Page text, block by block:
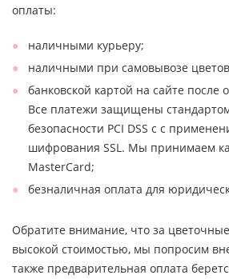
оплаты:
наличными курьеру;
наличными при самовывозе
банковской картой на сайте после
Все платежи защищены
безопасности PCI DSS с с
шифрования SSL. Мы принимаем
MasterCard;
безналичная оплата для
Обратите внимание, что за
высокой стоимостью, мы попросим
также предварительная оплата